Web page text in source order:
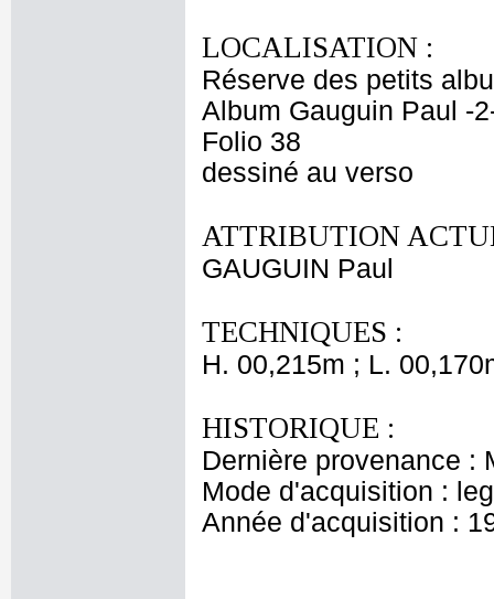
LOCALISATION :
Réserve des petits
Album Gauguin Paul -
Folio 38
dessiné au verso
ATTRIBUTION
GAUGUIN Paul
TECHNIQUES :
H. 00,215m ; L.
HISTORIQUE :
Dernière provenance :
Mode d'acquisition :
Année d'acquisition :